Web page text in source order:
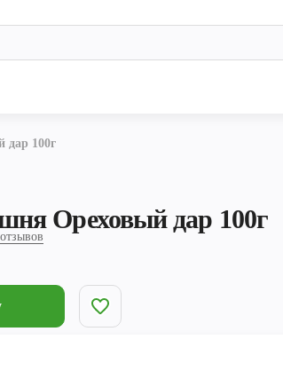
100г
Ореховый дар 100г